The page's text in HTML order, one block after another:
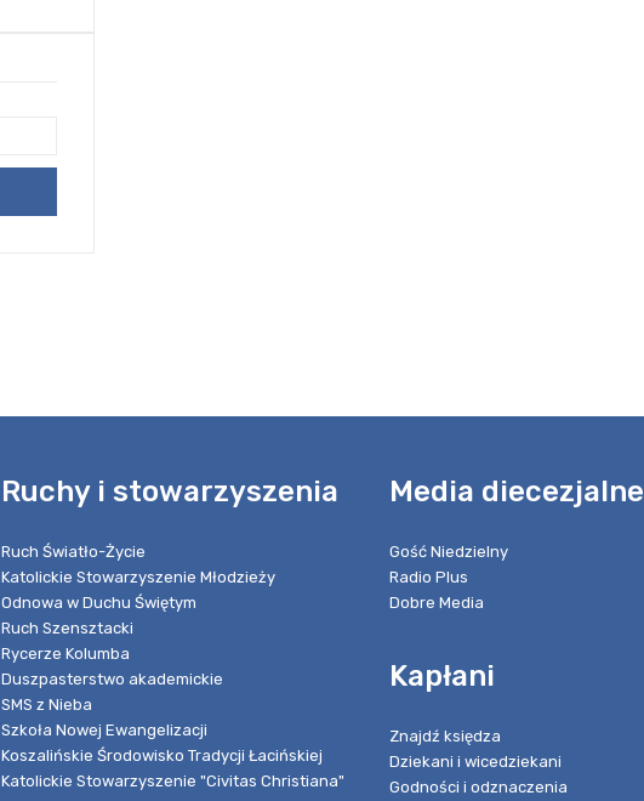
Ruchy i stowarzyszenia
Ruch Światło-Życie
Katolickie Stowarzyszenie Młodzieży
Odnowa w Duchu Świętym
Ruch Szensztacki
Rycerze Kolumba
Duszpasterstwo akademickie
SMS z Nieba
Szkoła Nowej Ewangelizacji
Koszalińskie Środowisko Tradycji Łacińskiej
Katolickie Stowarzyszenie "Civitas Christiana"
Media diecezjalne
Gość Niedzielny
Radio Plus
Dobre Media
Kapłani
Znajdź księdza
Dziekani i wicedziekani
Godności i odznaczenia